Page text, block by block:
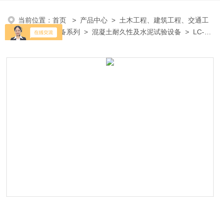
当前位置：首页 > 产品中心 > 土木工程、建筑工程、交通工
程试验仪器设备系列
>混凝土耐久性及水泥试验设备 > LC-